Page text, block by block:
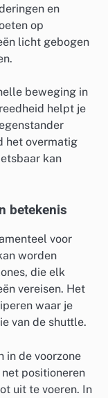
en
op
licht gebogen
beweging in
helpt je
het overmatig
kan
betekenis
voor
worden
die elk
vereisen. Het
waar je
van de shuttle.
in de voorzone
positioneren
uit te voeren. In